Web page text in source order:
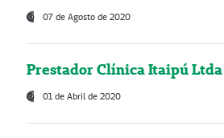
07 de Agosto de 2020
Prestador Clínica Itaipú
01 de Abril de 2020